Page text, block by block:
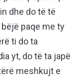
dhe do të të
paqe me ty
ti do ta
yt, do të ta japë
meshkujt e